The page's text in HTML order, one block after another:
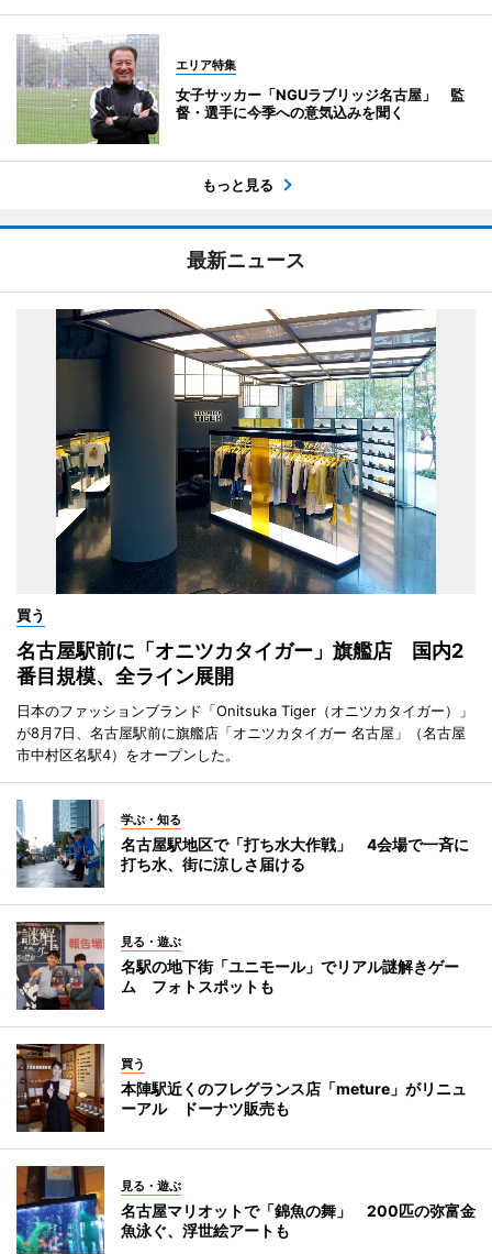
エリア特集
女子サッカー「NGUラブリッジ名古屋」 監
督・選手に今季への意気込みを聞く
もっと見る
最新ニュース
買う
名古屋駅前に「オニツカタイガー」旗艦店 国内2
番目規模、全ライン展開
日本のファッションブランド「Onitsuka Tiger（オニツカタイガー）」
が8月7日、名古屋駅前に旗艦店「オニツカタイガー 名古屋」（名古屋
市中村区名駅4）をオープンした。
学ぶ・知る
名古屋駅地区で「打ち水大作戦」 4会場で一斉に
打ち水、街に涼しさ届ける
見る・遊ぶ
名駅の地下街「ユニモール」でリアル謎解きゲー
ム フォトスポットも
買う
本陣駅近くのフレグランス店「meture」がリニュ
ーアル ドーナツ販売も
見る・遊ぶ
名古屋マリオットで「錦魚の舞」 200匹の弥富金
魚泳ぐ、浮世絵アートも